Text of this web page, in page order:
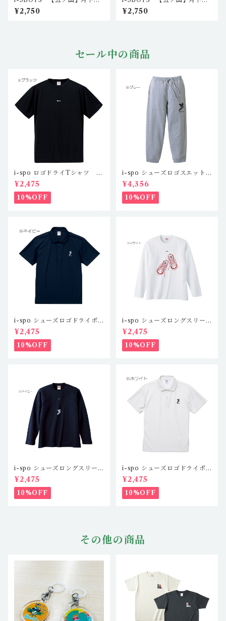
戦士KU-KAIロングスリーブ
T I5-LS-1101（ホワイト）
¥2,750
戦士RYO-FUロングスリーブ
T I5-LS-301（ホワイト）
¥2,750
セール中の商品
i-spo ロゴドライTシャツ IS
-DT-201,2,3,4（4カラー）
¥2,475
10%OFF
i-spo シューズロゴスエット
パンツ IS-SP-101,2（2カラ
ー）
¥4,356
10%OFF
i-spo シューズロゴドライポ
ロシャツツ IS-DP-101,2,3,
4(4カラー)
¥2,475
10%OFF
i-spo シューズロングスリー
ブTシャツ1 IS-LS-101,2,3,
4（4カラー）
¥2,475
10%OFF
i-spo シューズロングスリー
ブTシャツ2 IS-LS-201,2,3,
4（4カラー）
¥2,475
10%OFF
i-spo シューズロゴドライポ
ロシャツツ IS-DP-101,2,3,
4(4カラー)
¥2,475
10%OFF
その他の商品